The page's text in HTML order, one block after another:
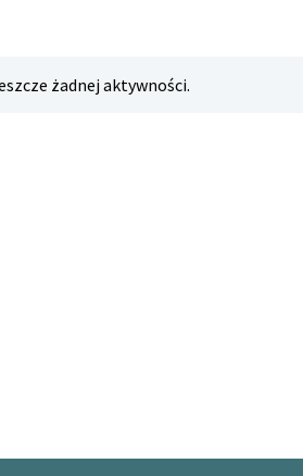
żadnej aktywności.